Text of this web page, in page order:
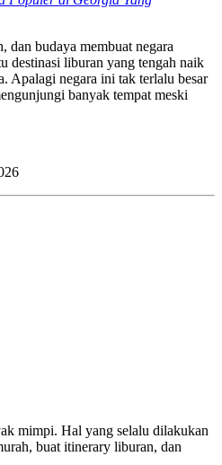
dan budaya membuat negara
destinasi liburan yang tengah naik
Apalagi negara ini tak terlalu besar
banyak tempat meski
mimpi. Hal yang selalu dilakukan
buat itinerary liburan, dan